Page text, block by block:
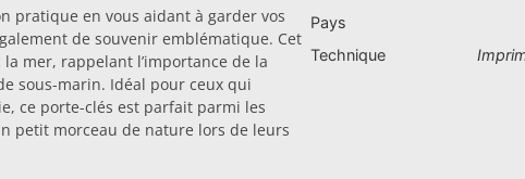
pratique en vous aidant à garder vos
de souvenir emblématique. Cet
mer, rappelant l’importance de la
sous-marin. Idéal pour ceux qui
ce porte-clés est parfait parmi les
petit morceau de nature lors de leurs
Pays
Technique